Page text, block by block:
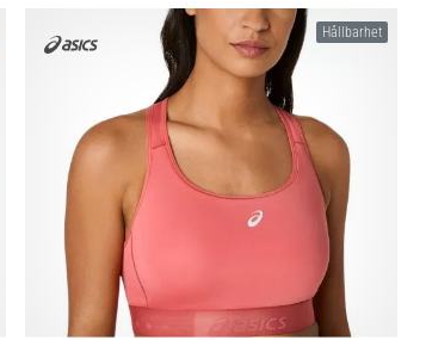
XS S M L Hållbarhet